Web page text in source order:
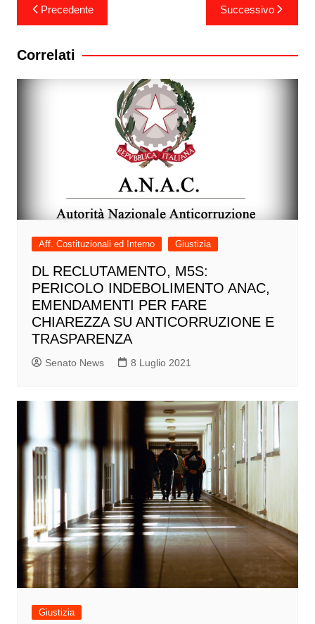
articoli
Precedente Successivo
Correlati
Aff. Costituzionali ed Interno Giustizia
DL RECLUTAMENTO, M5S:
PERICOLO INDEBOLIMENTO ANAC,
EMENDAMENTI PER FARE
CHIAREZZA SU ANTICORRUZIONE E
TRASPARENZA
Senato News 8 Luglio 2021
Giustizia